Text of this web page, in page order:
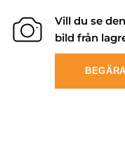
Vill du se
bild från